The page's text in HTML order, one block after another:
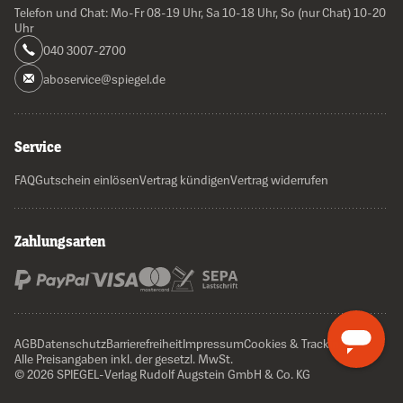
Telefon und Chat: Mo-Fr 08-19 Uhr, Sa 10-18 Uhr, So (nur Chat) 10-20
Uhr
040 3007-2700
aboservice@spiegel.de
Service
FAQGutschein einlösenVertrag kündigenVertrag widerrufen
Zahlungsarten
AGBDatenschutzBarrierefreiheitImpressumCookies & Tracking
Alle Preisangaben inkl. der gesetzl. MwSt.
© 2026 SPIEGEL-Verlag Rudolf Augstein GmbH & Co. KG